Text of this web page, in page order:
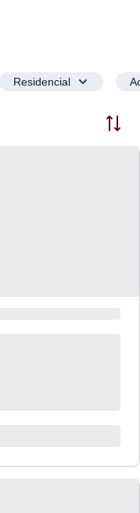
Residencial
Ordenar